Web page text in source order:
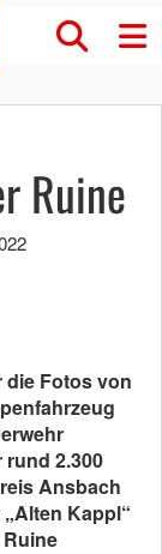
Ruine
die Fotos von
rund 2.300
Ansbach
Kappl“